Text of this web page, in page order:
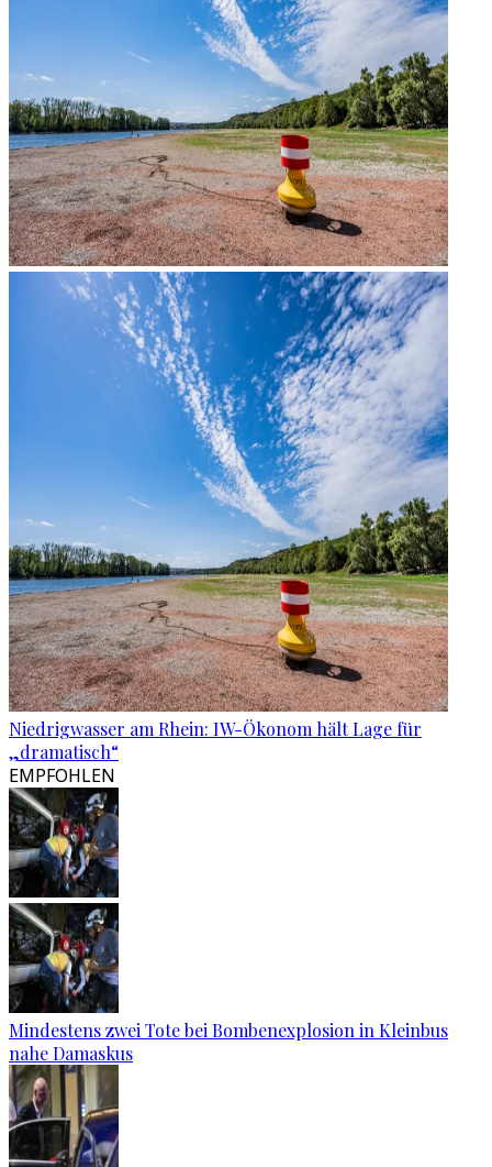
Niedrigwasser am Rhein: IW-Ökonom hält Lage für
„dramatisch“
EMPFOHLEN
Mindestens zwei Tote bei Bombenexplosion in Kleinbus
nahe Damaskus